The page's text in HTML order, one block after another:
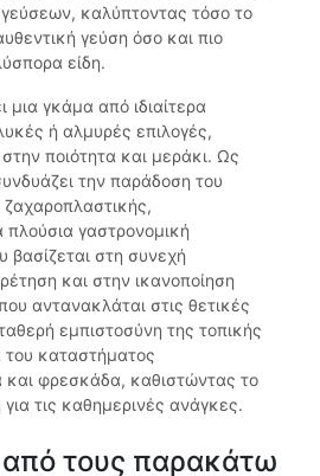
γεύσεων, καλύπτοντας τόσο το
γεύση όσο και πιο
είδη.
μια γκάμα από ιδιαίτερα
ή αλμυρές επιλογές,
ποιότητα και μεράκι. Ως
την παράδοση του
πλούσια γαστρονομική
βασίζεται στη συνεχή
και στην ικανοποίηση
αντανακλάται στις θετικές
εμπιστοσύνη της τοπικής
του καταστήματος
και φρεσκάδα, καθιστώντας το
τις καθημερινές ανάγκες.
από τους παρακάτω